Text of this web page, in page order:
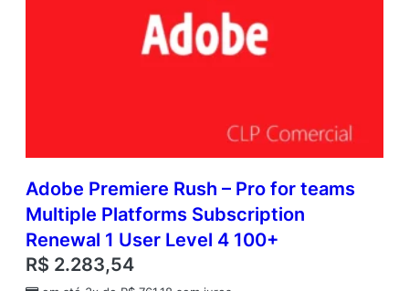
Adobe Premiere Rush – Pro for teams
Multiple Platforms Subscription
Renewal 1 User Level 4 100+
R$ 2.283,54